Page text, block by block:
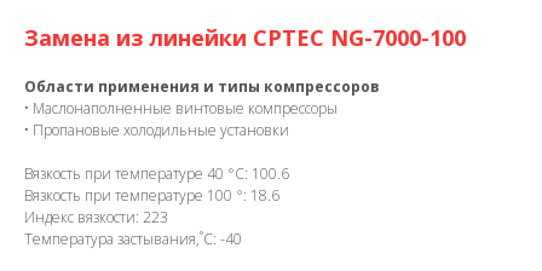
Замена из линейки CPTEC NG-7000-100
Области применения и типы компрессоров
• Маслонаполненные винтовые компрессоры
• Пропановые холодильные установки
Вязкость при температуре 40 °С: 100.6
Вязкость при температуре 100 °: 18.6
Индекс вязкости: 223
Температура застывания,˚С: -40